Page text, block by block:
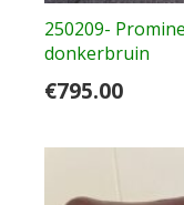
250209-
donkerbruin
€795.00